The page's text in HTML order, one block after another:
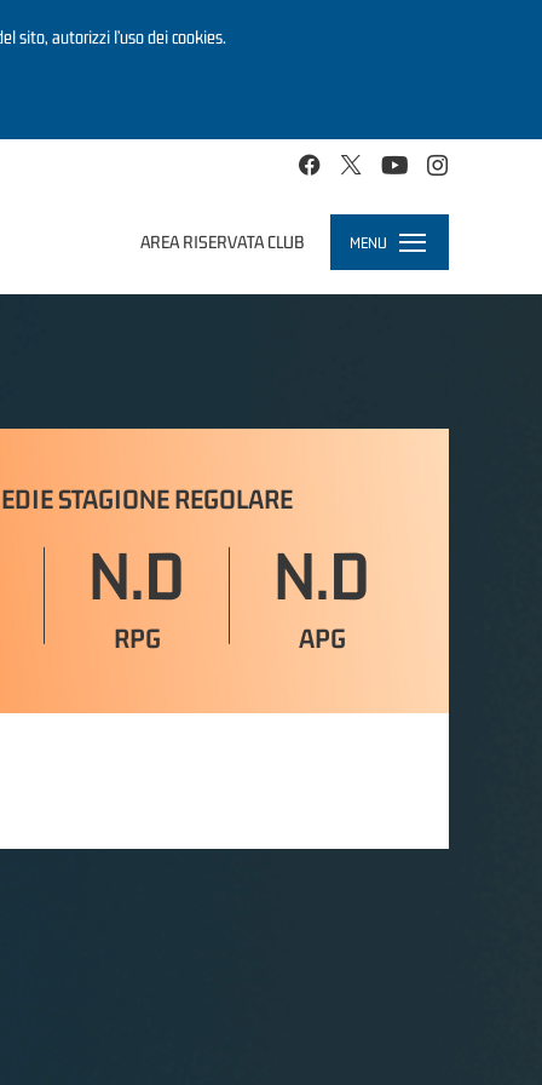
sito, autorizzi l’uso dei cookies.
AREA RISERVATA CLUB MENU
Toggle
navigation
STAGIONE REGOLARE
N.D
RPG
N.D
APG